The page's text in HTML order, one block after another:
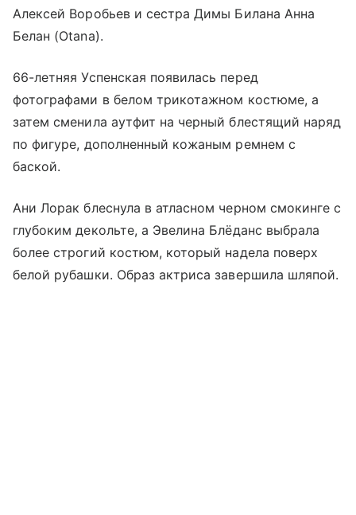
Алексей Воробьев и сестра Димы Билана Анна
Белан (Otana).
66-летняя Успенская появилась перед
фотографами в белом трикотажном костюме, а
затем сменила аутфит на черный блестящий наряд
по фигуре, дополненный кожаным ремнем с
баской.
Ани Лорак блеснула в атласном черном смокинге с
глубоким декольте, а Эвелина Блёданс выбрала
более строгий костюм, который надела поверх
белой рубашки. Образ актриса завершила шляпой.